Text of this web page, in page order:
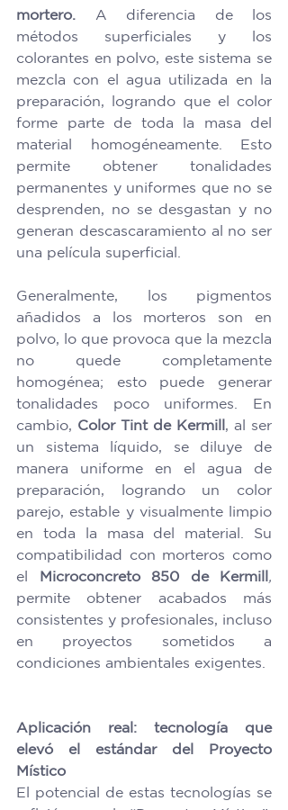
mortero. A diferencia de los
métodos superficiales y los
colorantes en polvo, este sistema se
mezcla con el agua utilizada en la
preparación, logrando que el color
forme parte de toda la masa del
material homogéneamente. Esto
permite obtener tonalidades
permanentes y uniformes que no se
desprenden, no se desgastan y no
generan descascaramiento al no ser
una película superficial.
Generalmente, los pigmentos
añadidos a los morteros son en
polvo, lo que provoca que la mezcla
no quede completamente
homogénea; esto puede generar
tonalidades poco uniformes. En
cambio, Color Tint de Kermill , al ser
un sistema líquido, se diluye de
manera uniforme en el agua de
preparación, logrando un color
parejo, estable y visualmente limpio
en toda la masa del material. Su
compatibilidad con morteros como
el Microconcreto 850 de Kermill
permite obtener acabados más
consistentes y profesionales, incluso
en proyectos sometidos a
condiciones ambientales exigentes.
Aplicación real: tecnología que
elevó el estándar del Proyecto
Místico
El potencial de estas tecnologías se